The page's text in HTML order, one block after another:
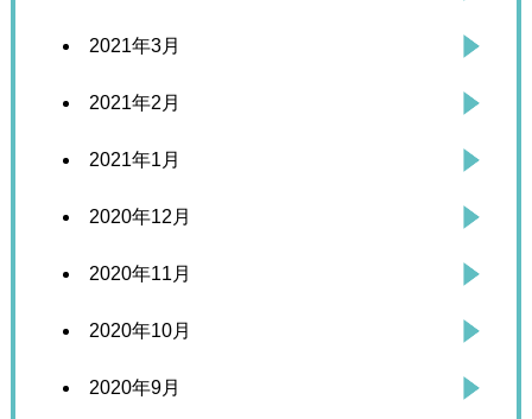
2021年3月
2021年2月
2021年1月
2020年12月
2020年11月
2020年10月
2020年9月